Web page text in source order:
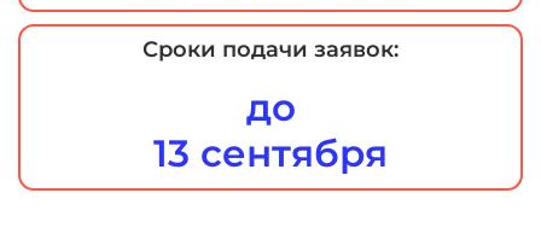
Сроки подачи заявок:
до
13 сентября